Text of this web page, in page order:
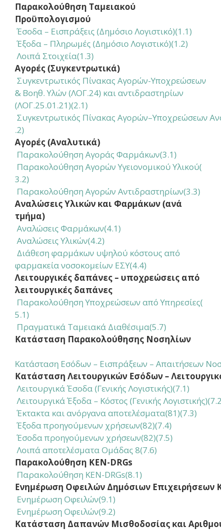
Παρακολούθηση Ταμειακού
Προϋπολογισμού
Έσοδα – Εισπράξεις (Δημόσιο Λογιστικό)(1.1)
Έξοδα – Πληρωμές (Δημόσιο Λογιστικό)(1.2)
Λοιπά Στοιχεία(1.3)
Αγορές (Συγκεντρωτικά)
Συγκεντρωτικός Πίνακας Αγορών-Υποχρεώσεων
& Βοηθ. Υλών (ΛΟΓ.24) και αντιδραστηρίων
(ΛΟΓ.25.01.21)(2.1)
Συγκεντρωτικός Πίνακας Αγορών–Υποχρεώσεων
.2)
Αγορές (Αναλυτικά)
Παρακολούθηση Αγοράς Φαρμάκων(3.1)
Παρακολούθηση Αγορών Υγειονομικού Υλικού(
3.2)
Παρακολούθηση Αγορών Αντιδραστηρίων(3.3)
Αναλώσεις Υλικών και Φαρμάκων (ανά
τμήμα)
Αναλώσεις Φαρμάκων(4.1)
Αναλώσεις Υλικών(4.2)
Διάθεση φαρμάκων υψηλού κόστους από
φαρμακεία νοσοκομείων ΕΣΥ(4.4)
Λειτουργικές δαπάνες – υποχρεώσεις από
λειτουργικές δαπάνες
Παρακολούθηση Υποχρεώσεων από Υπηρεσίες(
5.1)
Πραγματικά Ταμειακά Διαθέσιμα(5.7)
Κατάσταση Παρακολούθησης Νοσηλίων
Κατάσταση Εσόδων – Εισπράξεων – Απαιτήσεων
Κατάσταση Λειτουργικών Εσόδων –
Λειτουργικά Έσοδα (Γενικής Λογιστικής)(7.1)
Λειτουργικά Έξοδα – Κόστος (Γενικής
Έκτακτα και ανόργανα αποτελέσματα(81)(7.3)
Έξοδα προηγούμενων χρήσεων(82)(7.4)
Έσοδα προηγούμενων χρήσεων(82)(7.5)
Λοιπά αποτελέσματα Ομάδας 8(7.6)
Παρακολούθηση KEN-DRGs
Παρακολούθηση KEN-DRGs(8.1)
Ενημέρωση Οφειλών Δημόσιων Επιχειρήσεων
Ενημέρωση Οφειλών(9.1)
Ενημέρωση Οφειλών(9.2)
Κατάσταση Δαπανών Μισθοδοσίας και